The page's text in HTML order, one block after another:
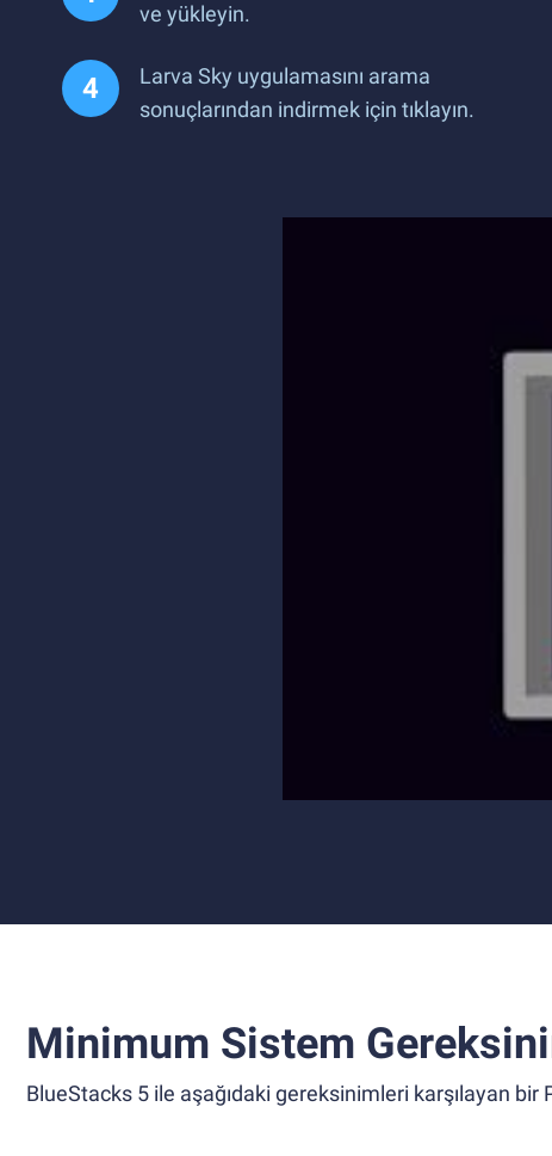
ve yükleyin.
Larva Sky uygulamasını arama
sonuçlarından indirmek için tıklayın.
Minimum Sistem
BlueStacks 5 ile aşağıdaki gereksinimleri karşılayan bir